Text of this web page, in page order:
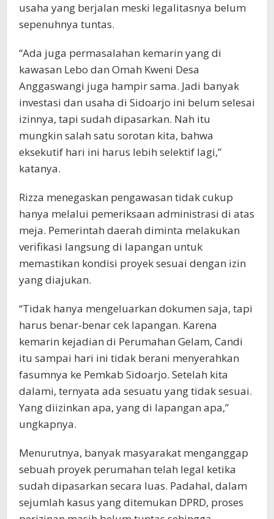
usaha yang berjalan meski legalitasnya belum
sepenuhnya tuntas.
“Ada juga permasalahan kemarin yang di
kawasan Lebo dan Omah Kweni Desa
Anggaswangi juga hampir sama. Jadi banyak
investasi dan usaha di Sidoarjo ini belum selesai
izinnya, tapi sudah dipasarkan. Nah itu
mungkin salah satu sorotan kita, bahwa
eksekutif hari ini harus lebih selektif lagi,”
katanya.
Rizza menegaskan pengawasan tidak cukup
hanya melalui pemeriksaan administrasi di atas
meja. Pemerintah daerah diminta melakukan
verifikasi langsung di lapangan untuk
memastikan kondisi proyek sesuai dengan izin
yang diajukan.
“Tidak hanya mengeluarkan dokumen saja, tapi
harus benar-benar cek lapangan. Karena
kemarin kejadian di Perumahan Gelam, Candi
itu sampai hari ini tidak berani menyerahkan
fasumnya ke Pemkab Sidoarjo. Setelah kita
dalami, ternyata ada sesuatu yang tidak sesuai.
Yang diizinkan apa, yang di lapangan apa,”
ungkapnya.
Menurutnya, banyak masyarakat menganggap
sebuah proyek perumahan telah legal ketika
sudah dipasarkan secara luas. Padahal, dalam
sejumlah kasus yang ditemukan DPRD, proses